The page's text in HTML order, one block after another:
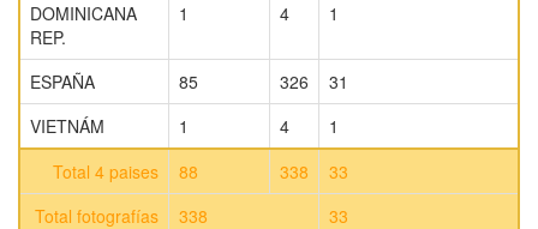
DOMINICANA
REP.
1 4 1
ESPAÑA 85 326
31
VIETNÁM
1 4
1
Total 4 paises
88 338
33
Total fotografías
338 33